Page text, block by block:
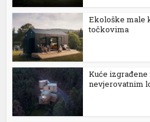
Ekološke male
točkovima
Kuće izgrađene
nevjerovatnim